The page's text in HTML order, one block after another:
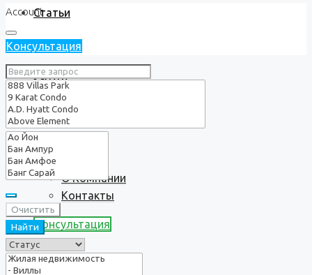
Статьи
Услуги
О нас
О Компании
Контакты
Консультация
Account
Консультация
Очистить
Найти